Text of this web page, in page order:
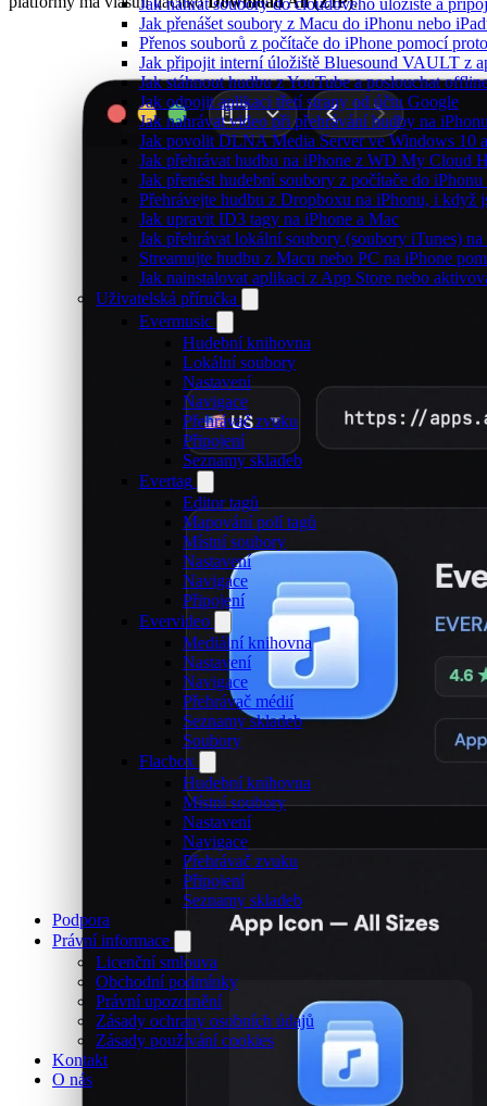
Jak nahrát soubory do cloudového úložiště a
Jak přenášet soubory z Macu do iPhonu nebo
Přenos souborů z počítače do iPhone pomocí
Jak připojit interní úložiště Bluesound VAULT z
Jak stáhnout hudbu z YouTube a poslouchat
Jak odpojit aplikaci třetí strany od účtu Google
Jak nahrávat video při přehrávání hudby na
Jak povolit DLNA Media Server ve Windows 10
Jak přehrávat hudbu na iPhone z WD My Cloud
Jak přenést hudební soubory z počítače do
Přehrávejte hudbu z Dropboxu na iPhonu, i když
Jak upravit ID3 tagy na iPhone a Mac
Jak přehrávat lokální soubory (soubory iTunes)
Streamujte hudbu z Macu nebo PC na iPhone
Jak nainstalovat aplikaci z App Store nebo
Uživatelská příručka
Evermusic
Hudební knihovna
Lokální soubory
Nastavení
Navigace
Přehrávač zvuku
Připojení
Seznamy skladeb
Evertag
Editor tagů
Mapování polí tagů
Místní soubory
Nastavení
Navigace
Připojení
Evervideo
Mediální knihovna
Nastavení
Navigace
Přehrávač médií
Seznamy skladeb
Soubory
Flacbox
Hudební knihovna
Místní soubory
Nastavení
Navigace
Přehrávač zvuku
Připojení
Seznamy skladeb
Podpora
Právní informace
Licenční smlouva
Obchodní podmínky
Právní upozornění
Zásady ochrany osobních údajů
Zásady používání cookies
Kontakt
O nás